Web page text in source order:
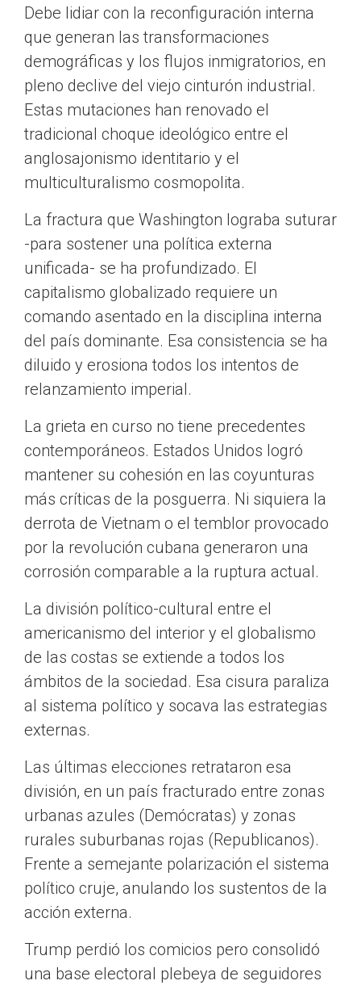
Debe lidiar con la reconfiguración interna
que generan las transformaciones
demográficas y los flujos inmigratorios, en
pleno declive del viejo cinturón industrial.
Estas mutaciones han renovado el
tradicional choque ideológico entre el
anglosajonismo identitario y el
multiculturalismo cosmopolita.
La fractura que Washington lograba suturar
-para sostener una política externa
unificada- se ha profundizado. El
capitalismo globalizado requiere un
comando asentado en la disciplina interna
del país dominante. Esa consistencia se ha
diluido y erosiona todos los intentos de
relanzamiento imperial.
La grieta en curso no tiene precedentes
contemporáneos. Estados Unidos logró
mantener su cohesión en las coyunturas
más críticas de la posguerra. Ni siquiera la
derrota de Vietnam o el temblor provocado
por la revolución cubana generaron una
corrosión comparable a la ruptura actual.
La división político-cultural entre el
americanismo del interior y el globalismo
de las costas se extiende a todos los
ámbitos de la sociedad. Esa cisura paraliza
al sistema político y socava las estrategias
externas.
Las últimas elecciones retrataron esa
división, en un país fracturado entre zonas
urbanas azules (Demócratas) y zonas
rurales suburbanas rojas (Republicanos).
Frente a semejante polarización el sistema
político cruje, anulando los sustentos de la
acción externa.
Trump perdió los comicios pero consolidó
una base electoral plebeya de seguidores